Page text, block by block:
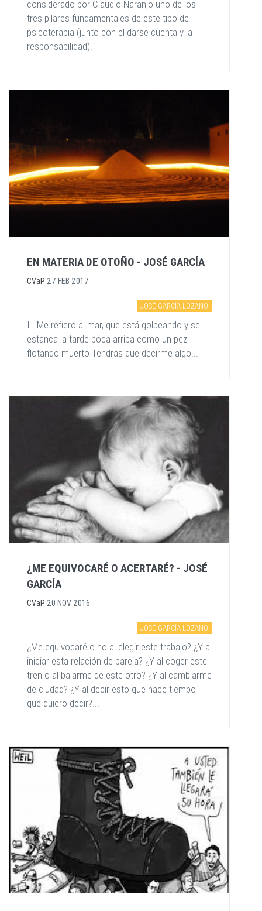
considerado por Claudio Naranjo uno de los
tres pilares fundamentales de este tipo de
psicoterapia (junto con el darse cuenta y la
responsabilidad).
EN MATERIA DE OTOÑO - JOSÉ GARCÍA
CVaP 27 FEB 2017
JOSÉ GARCÍA LOZANO
I Me refiero al mar, que está golpeando y se
estanca la tarde boca arriba como un pez
flotando muerto Tendrás que decirme algo...
¿ME EQUIVOCARÉ O ACERTARÉ? - JOSÉ
GARCÍA
CVaP 20 NOV 2016
JOSÉ GARCÍA LOZANO
¿Me equivocaré o no al elegir este trabajo? ¿Y al
iniciar esta relación de pareja? ¿Y al coger este
tren o al bajarme de este otro? ¿Y al cambiarme
de ciudad? ¿Y al decir esto que hace tiempo
que quiero decir?...